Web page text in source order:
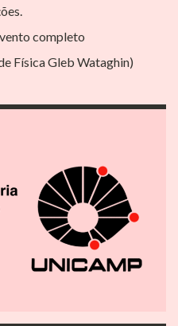
completo
Física Gleb Wataghin)